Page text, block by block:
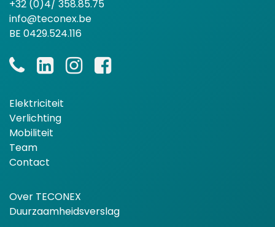
+32 (0)4/ 358.85.75
info@teconex.be
BE 0429.524.116
Elektriciteit
Verlichting
Mobiliteit
Team
Contact
Over TECONEX
Duurzaamheidsverslag